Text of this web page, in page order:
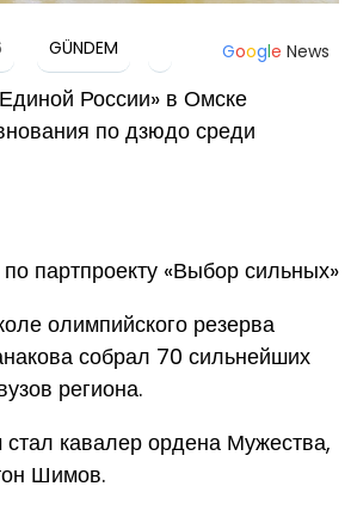
GÜNDEM Google News
России» в Омске
по дзюдо среди
партпроекту «Выбор сильных»
олимпийского резерва
собрал 70 сильнейших
региона.
кавалер ордена Мужества,
Шимов.